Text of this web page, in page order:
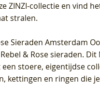
ZINZI-collectie en vind
stralen.
Sieraden Amsterdam
& Rose sieraden.
stoere, eigentijdse
kettingen en ringen die